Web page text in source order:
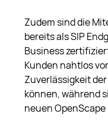
Zudem sind die
bereits als SIP
Business
Kunden nahtlos
Zuverlässigkeit
können, während
neuen